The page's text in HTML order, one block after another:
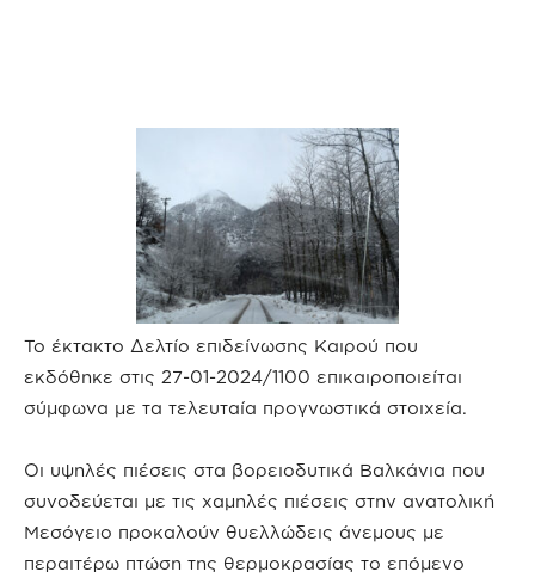
Το έκτακτο Δελτίο επιδείνωσης Καιρού που
εκδόθηκε στις 27-01-2024/1100 επικαιροποιείται
σύμφωνα με τα τελευταία προγνωστικά στοιχεία.
Οι υψηλές πιέσεις στα βορειοδυτικά Βαλκάνια που
συνοδεύεται με τις χαμηλές πιέσεις στην ανατολική
Μεσόγειο προκαλούν θυελλώδεις άνεμους με
περαιτέρω πτώση της θερμοκρασίας το επόμενο